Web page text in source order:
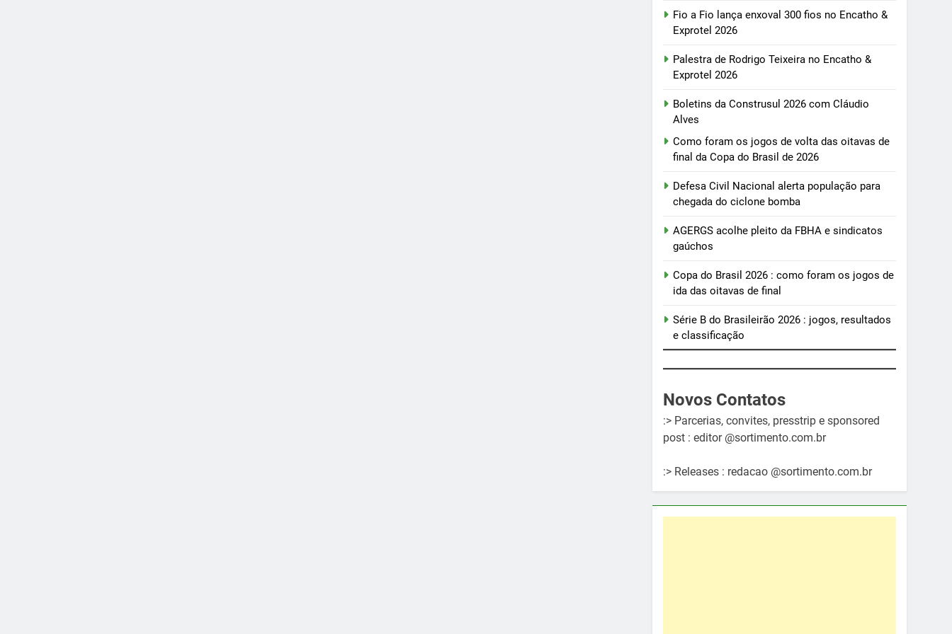
Fio a Fio lança enxoval 300 fios no Encatho &
Exprotel 2026
Palestra de Rodrigo Teixeira no Encatho &
Exprotel 2026
Boletins da Construsul 2026 com Cláudio
Alves
Como foram os jogos de volta das oitavas de
final da Copa do Brasil de 2026
Defesa Civil Nacional alerta população para
chegada do ciclone bomba
AGERGS acolhe pleito da FBHA e sindicatos
gaúchos
Copa do Brasil 2026 : como foram os jogos de
ida das oitavas de final
Série B do Brasileirão 2026 : jogos, resultados
e classificação
Novos Contatos
:> Parcerias, convites, presstrip e sponsored
post : editor @sortimento.com.br
:> Releases : redacao @sortimento.com.br